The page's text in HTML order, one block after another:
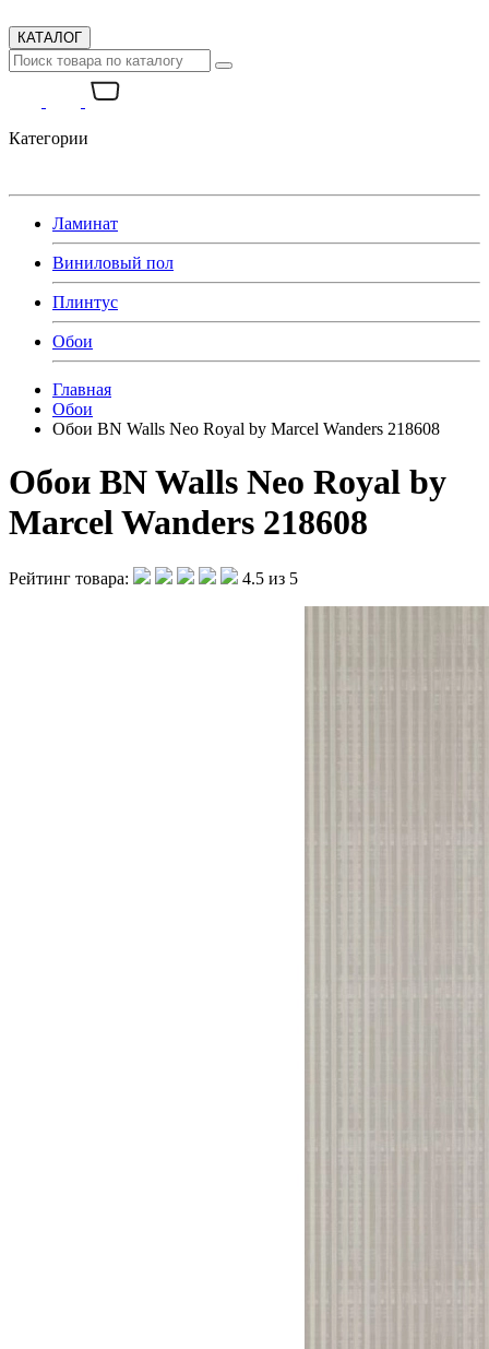
КАТАЛОГ
Категории
Ламинат
Виниловый пол
Плинтус
Обои
Главная
Обои
Обои BN Walls Neo Royal by Marcel Wanders 218608
Обои BN Walls Neo Royal by
Marcel Wanders 218608
Рейтинг товара: 4.5 из 5